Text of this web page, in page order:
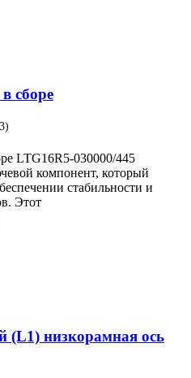
сборе
LTG16R5-030000/445
компонент, который
стабильности и
Этот
(L1) низкорамная ось